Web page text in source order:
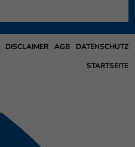
DATENSCHUTZ
AGB
DISCLAIMER
STARTSEITE